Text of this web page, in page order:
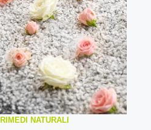
RIMEDI NATURALI